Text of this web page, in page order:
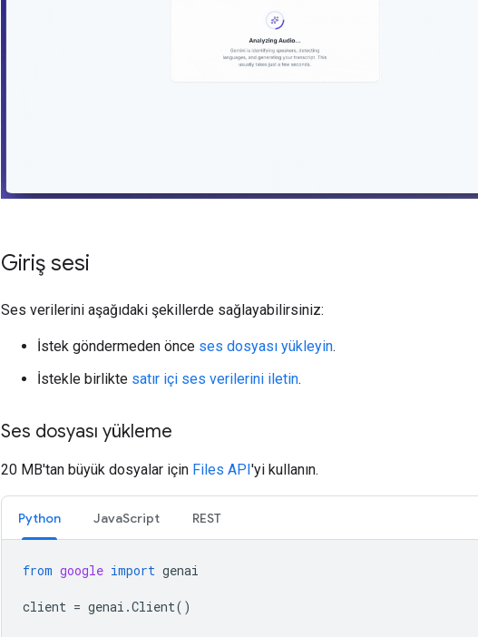
Giriş sesi
Ses verilerini aşağıdaki şekillerde sağlayabilirsiniz:
İstek göndermeden önce ses dosyası yükleyin.
İstekle birlikte satır içi ses verilerini iletin.
Ses dosyası yükleme
20 MB'tan büyük dosyalar için Files API'yi kullanın.
Python JavaScript REST
from google import genai
client = genai .Client()